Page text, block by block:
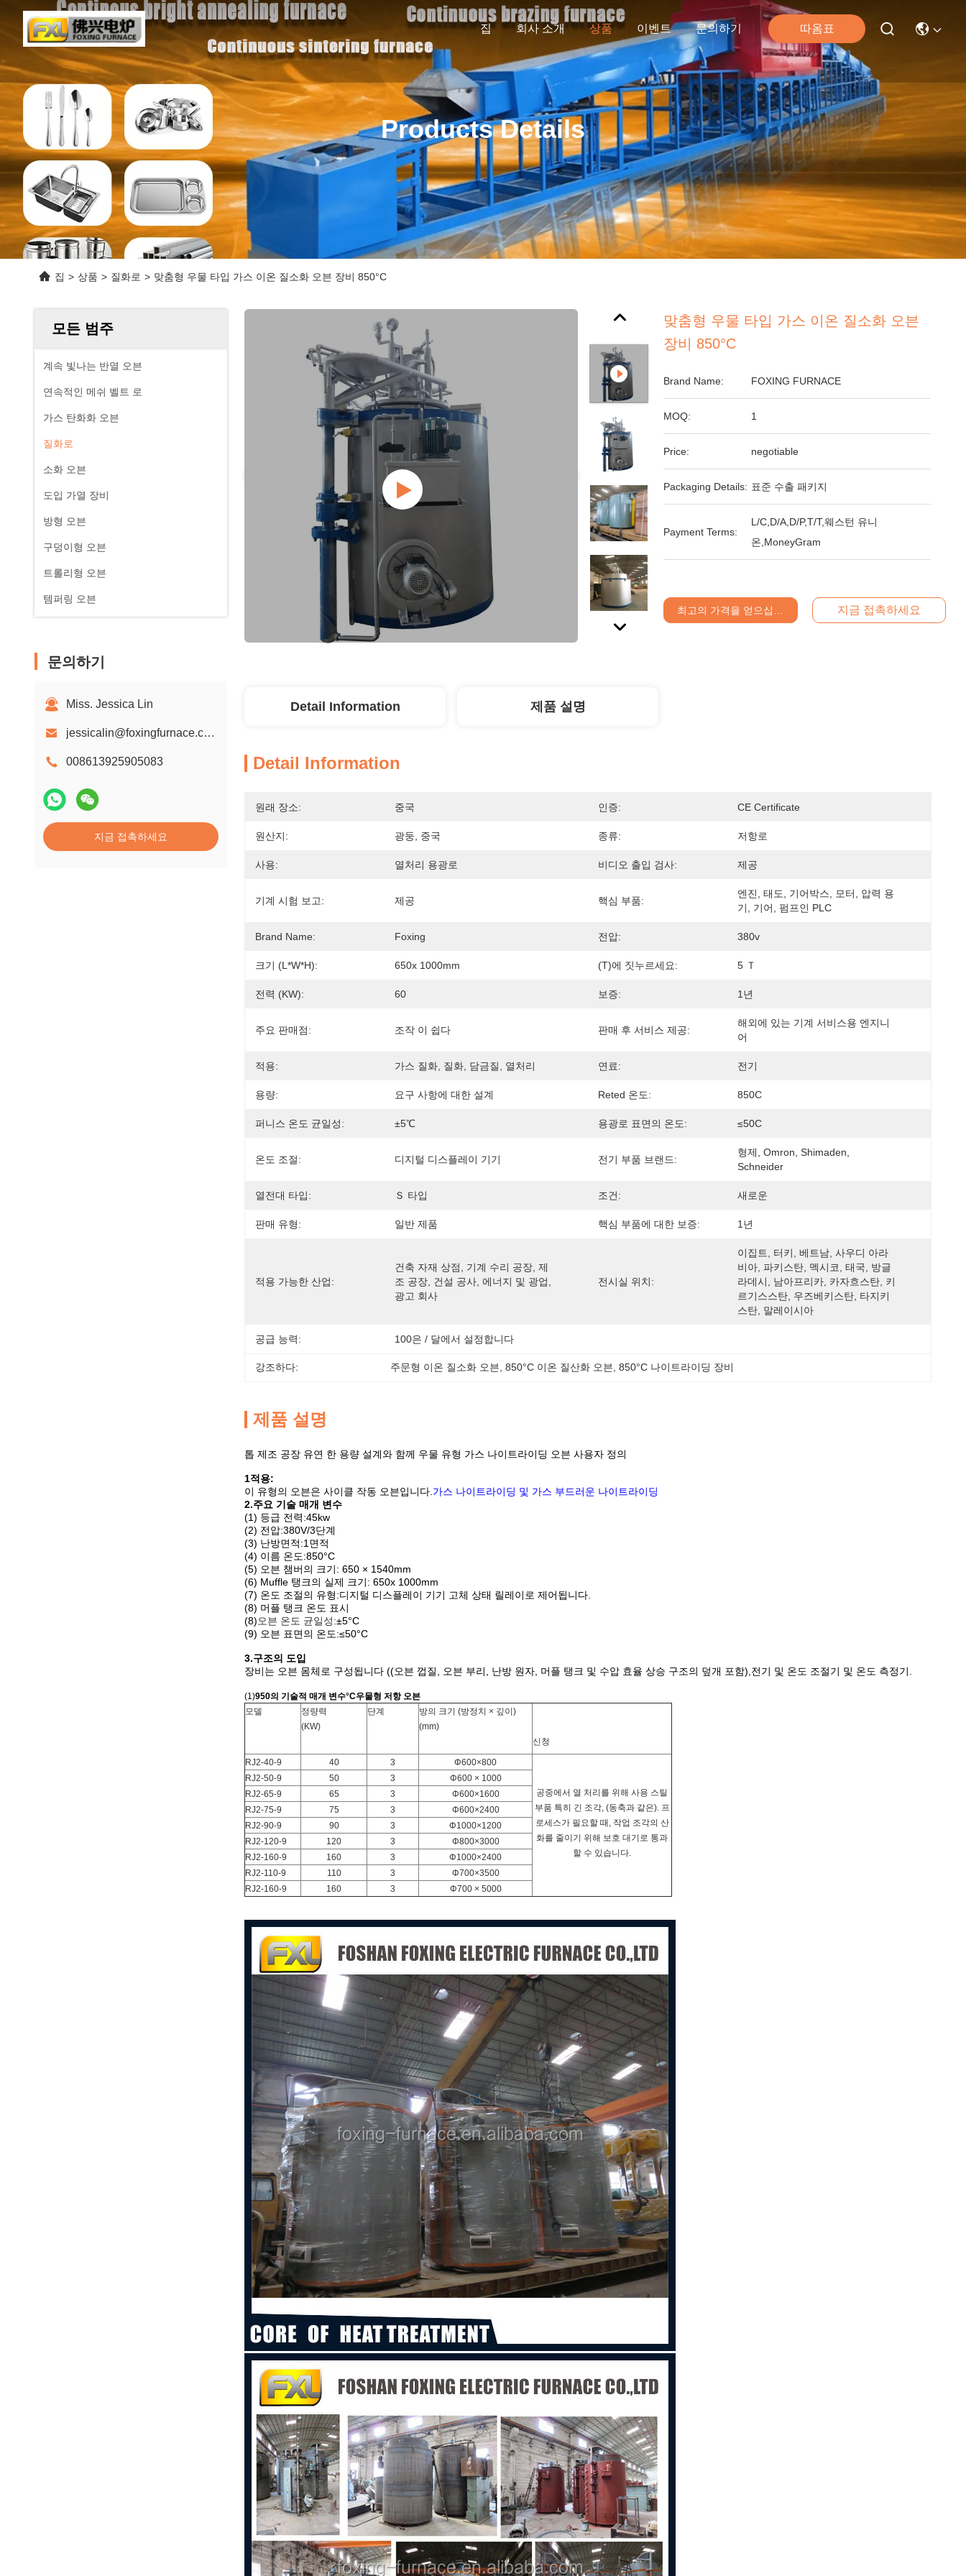
집 회사 소개 상품 이벤트 문의하기 따옴표
Products Details
집 > 상품 > 질화로 > 맞춤형 우물 타입 가스 이온 질소화 오븐 장비 850°C
모든 범주
계속 빛나는 반열 오븐
연속적인 메쉬 벨트 로
가스 탄화화 오븐
질화로
소화 오븐
도입 가열 장비
방형 오븐
구덩이형 오븐
트롤리형 오븐
템퍼링 오븐
문의하기
Miss. Jessica Lin
jessicalin@foxingfurnace.com
008613925905083
지금 접촉하세요
맞춤형 우물 타입 가스 이온 질소화 오븐
장비 850°C
Brand Name: FOXING FURNACE
MOQ: 1
Price: negotiable
Packaging Details: 표준 수출 패키지
Payment Terms:
L/C,D/A,D/P,T/T,웨스턴 유니
온,MoneyGram
최고의 가격을 얻으십시오 지금 접촉하세요
Detail Information 제품 설명
Detail Information
원래 장소: 중국 인증: CE Certificate
원산지: 광둥, 중국 종류: 저항로
사용: 열처리 용광로 비디오 출입 검사: 제공
기계 시험 보고: 제공 핵심 부품:
엔진, 태도, 기어박스, 모터, 압력 용
기, 기어, 펌프인 PLC
Brand Name: Foxing 전압: 380v
크기 (L*W*H): 650x 1000mm (t)에 짓누르세요: 5 Ｔ
전력 (kW): 60 보증: 1년
주요 판매점: 조작 이 쉽다 판매 후 서비스 제공:
해외에 있는 기계 서비스용 엔지니
어
적용: 가스 질화, 질화, 담금질, 열처리 연료: 전기
용량: 요구 사항에 대한 설계 Reted 온도: 850C
퍼니스 온도 균일성: ±5℃ 용광로 표면의 온도: ≤50C
온도 조절: 디지털 디스플레이 기기 전기 부품 브랜드:
형제, Omron, Shimaden,
Schneider
열전대 타입: Ｓ 타입 조건: 새로운
판매 유형: 일반 제품 핵심 부품에 대한 보증: 1년
적용 가능한 산업:
건축 자재 상점, 기계 수리 공장, 제
조 공장, 건설 공사, 에너지 및 광업,
광고 회사
전시실 위치:
이집트, 터키, 베트남, 사우디 아라
비아, 파키스탄, 멕시코, 태국, 방글
라데시, 남아프리카, 카자흐스탄, 키
르기스스탄, 우즈베키스탄, 타지키
스탄, 말레이시아
공급 능력: 100은 / 달에서 설정합니다
강조하다: 주문형 이온 질소화 오븐 , 850°C 이온 질산화 오븐 , 850°C 나이트라이딩 장비
제품 설명
톱 제조 공장 유연 한 용량 설계와 함께 우물 유형 가스 나이트라이딩 오븐 사용자 정의
1적용:
이 유형의 오븐은 사이클 작동 오븐입니다. 가스 나이트라이딩 및 가스 부드러운 나이트라이딩
2.주요 기술 매개 변수
(1) 등급 전력:45kw
(2) 전압:380V/3단계
(3) 난방면적:1면적
(4) 이름 온도:850°C
(5) 오븐 챔버의 크기: 650 × 1540mm
(6) Muffle 탱크의 실제 크기: 650x 1000mm
(7) 온도 조절의 유형:디지털 디스플레이 기기 고체 상태 릴레이로 제어됩니다.
(8) 머플 탱크 온도 표시
(8)오븐 온도 균일성:±5°C
(9) 오븐 표면의 온도:≤50°C
3.구조의 도입
장비는 오븐 몸체로 구성됩니다 ((오븐 껍질, 오븐 부리, 난방 원자, 머플 탱크 및 수압 효율 상승 구조의 덮개 포함),전기 및 온도 조절기 및 온도 측정기.
(1)950의 기술적 매개 변수°C우물형 저항 오븐
모델
정량력
(KW)
단계
방의 크기 (방정치 × 깊이)
(mm)
신청
RJ2-40-9 40 3 Φ600×800
공중에서 열 처리를 위해 사용 스틸
부품 특히 긴 조각, (동축과 같은). 프
로세스가 필요할 때, 작업 조각의 산
화를 줄이기 위해 보호 대기로 통과
할 수 있습니다.
RJ2-50-9 50 3
Φ600 × 1000
RJ2-65-9
65 3
Φ600×1600
RJ2-75-9
75 3
Φ600×2400
RJ2-90-9
90 3
Φ1000×1200
RJ2-120-9
120 3
Φ800×3000
RJ2-160-9
160 3
Φ1000×2400
RJ2-110-9
110 3
Φ700×3500
RJ2-160-9
160 3 Φ700 × 5000